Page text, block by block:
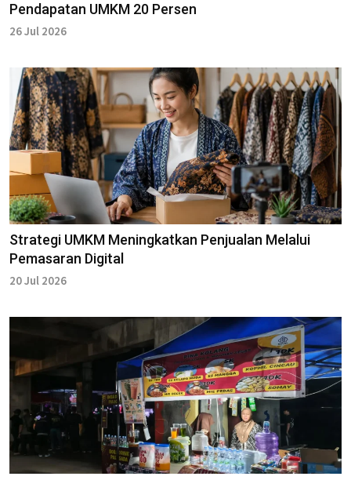
Pendapatan UMKM 20 Persen
26 Jul 2026
Strategi UMKM Meningkatkan Penjualan Melalui
Pemasaran Digital
20 Jul 2026